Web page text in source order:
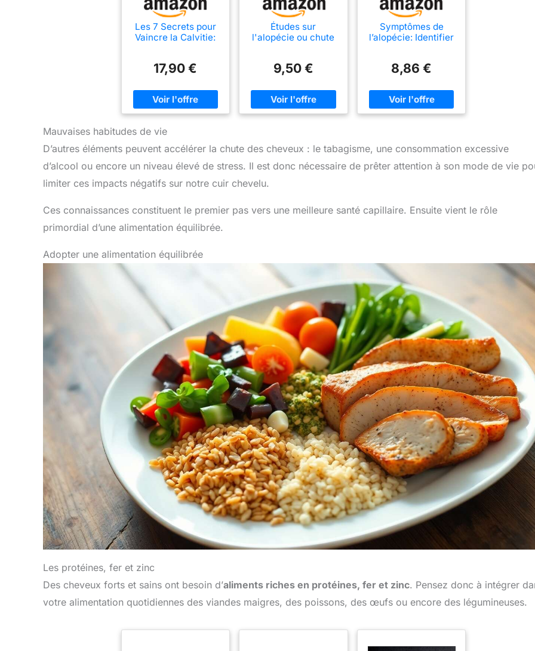
Les 7 Secrets pour
Vaincre la Calvitie:
chute des cheveux |
Calvitie | Repousse
et Chute des ... |
Arrêter la Chute et la
17,90 €
Études sur
l'alopécie ou chute
cheveux
9,50 €
Symptômes de
l’alopécie: Identifier
Renseignez-vous
perte de cheveux et
les traitements
possibles!
8,86 €
Mauvaises habitudes de vie
D’autres éléments peuvent accélérer la chute des cheveux : le tabagisme, une consommation excessive
d’alcool ou encore un niveau élevé de stress. Il est donc nécessaire de prêter attention à son mode de vie
limiter ces impacts négatifs sur notre cuir chevelu.
Ces connaissances constituent le premier pas vers une meilleure santé capillaire. Ensuite vient le rôle
primordial d’une alimentation équilibrée.
Adopter une alimentation équilibrée
Les protéines, fer et zinc
Des cheveux forts et sains ont besoin d’aliments riches en protéines, fer et zinc. Pensez donc à intégrer
votre alimentation quotidiennes des viandes maigres, des poissons, des œufs ou encore des légumineuses.